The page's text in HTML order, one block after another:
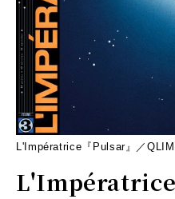
L'Impératrice『Pulsar』／
L'Impératrice